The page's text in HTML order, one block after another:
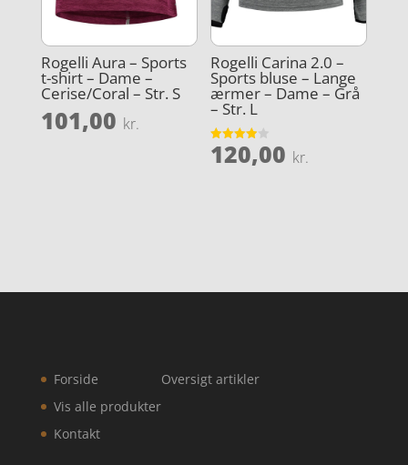
Rogelli Aura – Sports
t-shirt – Dame –
Cerise/Coral – Str. S
101,00 kr.
Rogelli Carina 2.0 –
Sports bluse – Lange
ærmer – Dame – Grå
– Str. L
Vurderet
3.9
120,00 kr.
Forside
Vis alle produkter
Kontakt
Oversigt artikler